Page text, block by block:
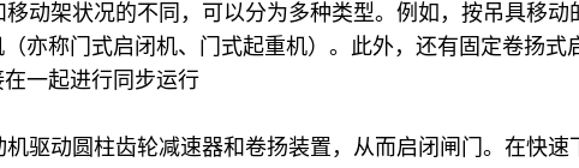
动架状况的不同，可以分为多种类型。例如，按吊具移
亦称门式启闭机、门式起重机）。此外，还有固定卷扬
一起进行同步运行
驱动圆柱齿轮减速器和卷扬装置，从而启闭闸门。在快速